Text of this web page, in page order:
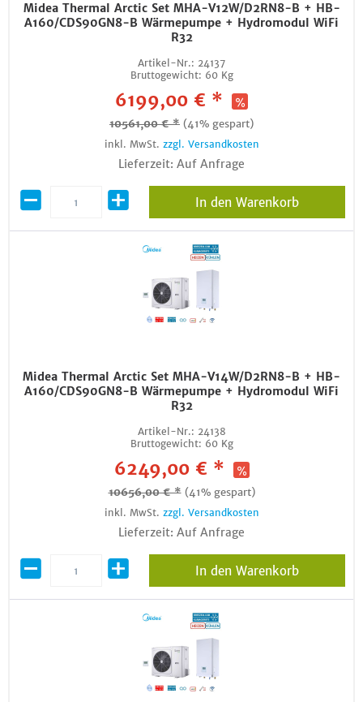
Midea Thermal Arctic Set MHA-V12W/D2RN8-B + HB-
A160/CDS90GN8-B Wärmepumpe + Hydromodul WiFi
R32
Artikel-Nr.: 24137
Bruttogewicht: 60 Kg
6199,00 € *
10561,00 € * (41% gespart)
inkl. MwSt. zzgl. Versandkosten
Lieferzeit: Auf Anfrage
In den Warenkorb
Midea Thermal Arctic Set MHA-V14W/D2RN8-B + HB-
A160/CDS90GN8-B Wärmepumpe + Hydromodul WiFi
R32
Artikel-Nr.: 24138
Bruttogewicht: 60 Kg
6249,00 € *
10656,00 € * (41% gespart)
inkl. MwSt. zzgl. Versandkosten
Lieferzeit: Auf Anfrage
In den Warenkorb